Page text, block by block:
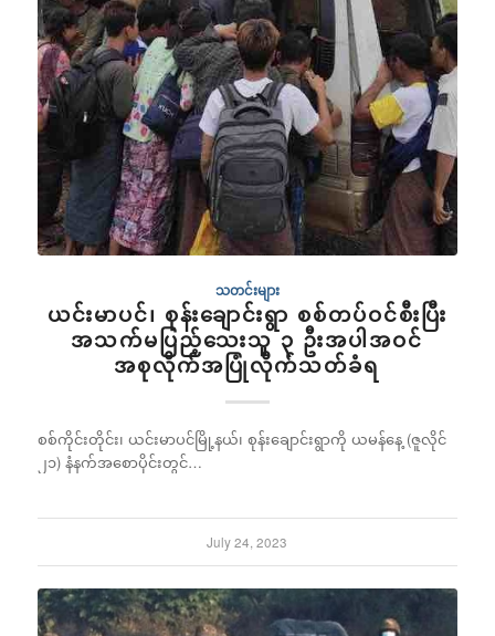
သတင်းများ
ယင်းမာပင်၊ စုန်းချောင်းရွာ စစ်တပ်ဝင်စီးပြီး
အသက်မပြည့်သေးသူ ၃ ဦးအပါအဝင်
အစုလိုက်အပြုံလိုက်သတ်ခံရ
စစ်ကိုင်းတိုင်း၊ ယင်းမာပင်မြို့နယ်၊ စုန်းချောင်းရွာကို ယမန်နေ့ (ဇူလိုင်
၂၁) နံနက်အစောပိုင်းတွင်…
July 24, 2023